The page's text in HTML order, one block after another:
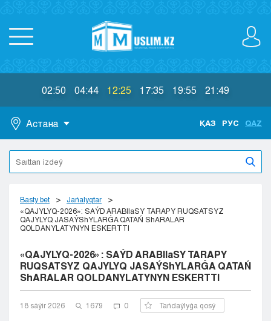
02:50 04:44 12:25 17:35 19:55 21:49
Астана
Astana
Almaty
Aktobe
Atyraý
Jezkazgan
Kokshetaý
Kostanaı
Kyzylorda
Petropavlovsk
ҚАЗ РУС QAZ
Basty bet
Jańalyqtar
«QAJYLYQ-2026»: SAÝD ARABIIaSY TARAPY RUQSATSYZ
QAJYLYQ JASAÝShYLARǴA QATAŃ ShARALAR
QOLDANYLATYNYN ESKERTTI
«QAJYLYQ-2026»: SAÝD ARABIIaSY TARAPY
RUQSATSYZ QAJYLYQ JASAÝShYLARǴA QATAŃ
ShARALAR QOLDANYLATYNYN ESKERTTI
18 sáýіr 2026 1679 0 Tańdaýlyǵa qosý